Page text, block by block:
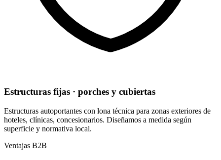
Estructuras fijas · porches y cubiertas
Estructuras autoportantes con lona técnica para zonas exteriores de
hoteles, clínicas, concesionarios. Diseñamos a medida según
superficie y normativa local.
Ventajas B2B